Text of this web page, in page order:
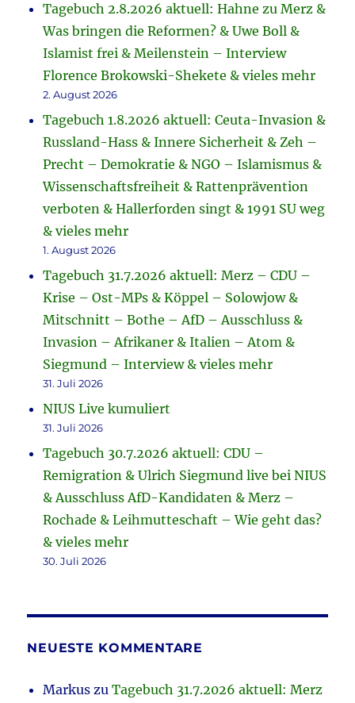
Tagebuch 2.8.2026 aktuell: Hahne zu Merz &
Was bringen die Reformen? & Uwe Boll &
Islamist frei & Meilenstein – Interview
Florence Brokowski-Shekete & vieles mehr
2. August 2026
Tagebuch 1.8.2026 aktuell: Ceuta-Invasion &
Russland-Hass & Innere Sicherheit & Zeh –
Precht – Demokratie & NGO – Islamismus &
Wissenschaftsfreiheit & Rattenprävention
verboten & Hallerforden singt & 1991 SU weg
& vieles mehr
1. August 2026
Tagebuch 31.7.2026 aktuell: Merz – CDU –
Krise – Ost-MPs & Köppel – Solowjow &
Mitschnitt – Bothe – AfD – Ausschluss &
Invasion – Afrikaner & Italien – Atom &
Siegmund – Interview & vieles mehr
31. Juli 2026
NIUS Live kumuliert
31. Juli 2026
Tagebuch 30.7.2026 aktuell: CDU –
Remigration & Ulrich Siegmund live bei NIUS
& Ausschluss AfD-Kandidaten & Merz –
Rochade & Leihmutteschaft – Wie geht das?
& vieles mehr
30. Juli 2026
NEUESTE KOMMENTARE
Markus zuTagebuch 31.7.2026 aktuell: Merz